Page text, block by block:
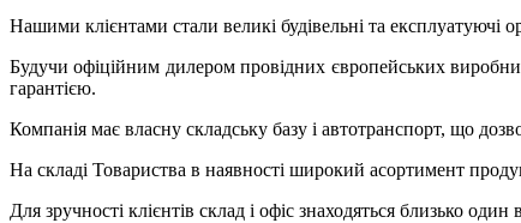
Нашими клієнтами стали великі будівельні та експлуатуючі
Будучи офіційним дилером провідних європейських
гарантією.
Компанія має власну складську базу і автотранспорт, що
На складі Товариства в наявності широкий асортимент
Для зручності клієнтів склад і офіс знаходяться близько